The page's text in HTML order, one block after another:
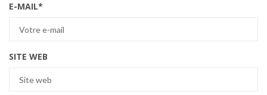
E-MAIL*
SITE WEB